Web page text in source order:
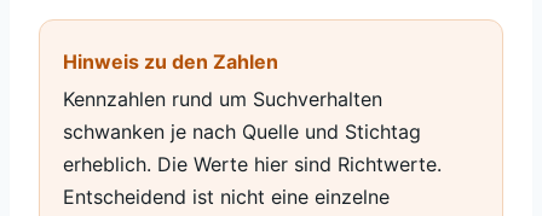
Hinweis zu den Zahlen
Kennzahlen rund um Suchverhalten
schwanken je nach Quelle und Stichtag
erheblich. Die Werte hier sind Richtwerte.
Entscheidend ist nicht eine einzelne